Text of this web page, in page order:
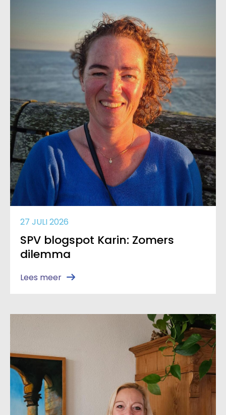
27 JULI 2026
SPV blogspot Karin: Zomers
dilemma
Lees meer